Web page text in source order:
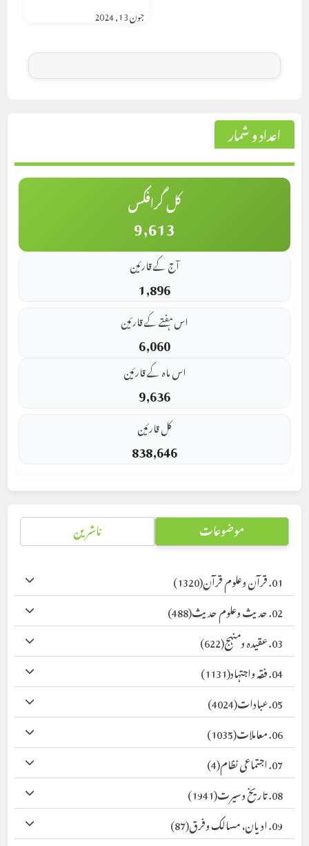
جون 13, 2024
اعداد و شمار
کل گرافکس
9,613
آج کے قارئین
1,896
اس ہفتے کے قارئین
6,060
اس ماہ کے قارئین
9,636
کل قارئین
838,646
موضوعات ناشرین
01. قرآن وعلوم قرآن
(1320)
02. حدیث وعلوم حدیث
(488)
03. عقیدہ ومنہج
(622)
04. فقہ واجتہاد
(1131)
05. عبادات
(4024)
06. معاملات
(1035)
07. اجتماعی نظام
(4)
08. تاریخ وسیرت
(1941)
09. ادیان، مسالک وفرق
(87)